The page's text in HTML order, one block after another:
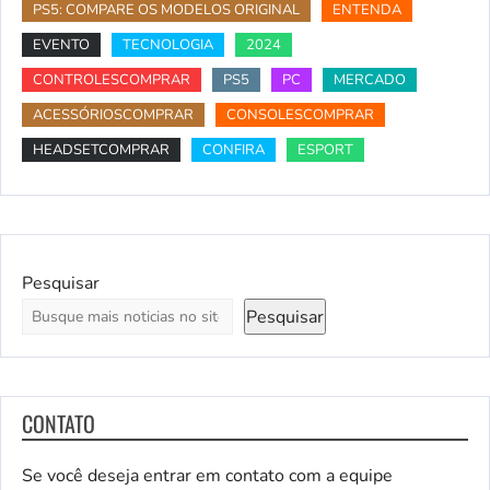
PS5: COMPARE OS MODELOS ORIGINAL
ENTENDA
EVENTO
TECNOLOGIA
2024
CONTROLESCOMPRAR
PS5 PC
MERCADO
ACESSÓRIOSCOMPRAR
CONSOLESCOMPRAR
HEADSETCOMPRAR
CONFIRA ESPORT
Pesquisar
Pesquisar
CONTATO
Se você deseja entrar em contato com a equipe